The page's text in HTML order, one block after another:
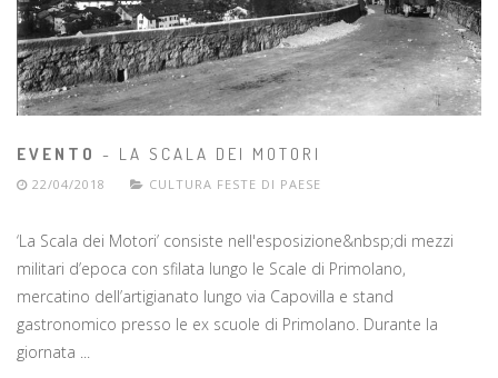
EVENTO - LA SCALA DEI MOTORI
22/04/2018 CULTURA FESTE DI PAESE
‘La Scala dei Motori’ consiste nell'esposizione&nbsp;di mezzi
militari d’epoca con sfilata lungo le Scale di Primolano,
mercatino dell’artigianato lungo via Capovilla e stand
gastronomico presso le ex scuole di Primolano. Durante la
giornata ...